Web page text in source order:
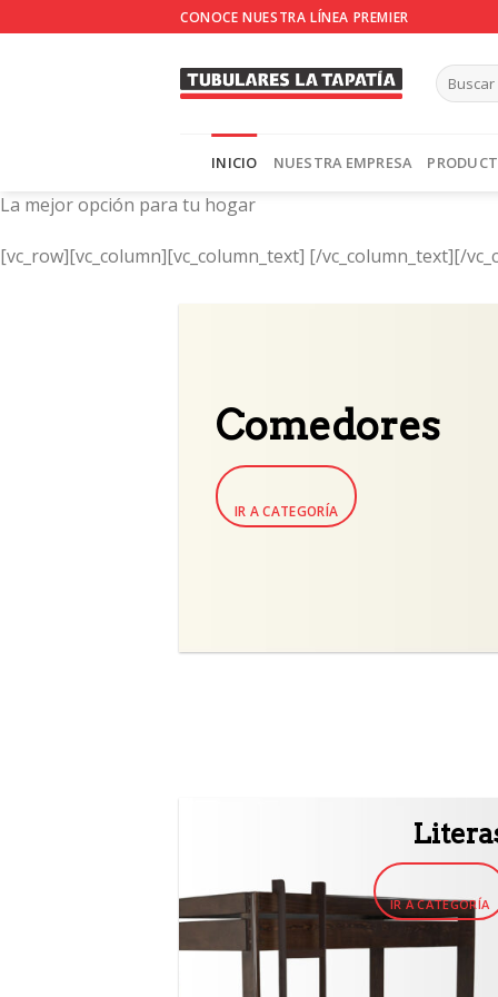
to
CONOCE NUESTRA LÍNEA PREMIER
INICIO NUESTRA EMPRESA
La mejor opción para tu hogar
[vc_row][vc_column][vc_column_text] [/vc_column_text][/
Comedores
IR A CATEGORÍA
IR A CATEGORÍA